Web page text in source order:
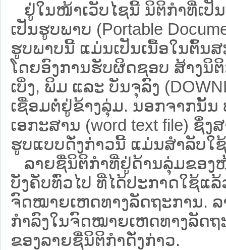
ຢູ່ໃນໜ້າ​ເວັບ​ໄຊ​ນີ້ ນິຕິກຳທີ່ເປັ
ເປັນຮູບພາບ (Portable
ຮູບພາບນີ້ ແມ່ນເປັນເນື້ອໃນຕົ້ນ
ໂດຍອົງການຮັບຜິດຊອບ ສ້າງນິ
ເບິ່ງ, ພິມ ແລະ ບັນຈຸລົງ
ເຊື່ອມຕໍ່ຢູ່ຂ້າງລຸ່ມ. ນອກຈາກນັ້ນ
ເອກະສານ (word text file) ຊຶ່
ຮູບແບບດັ່ງກ່າວນີ້ ແມ່ນສຳລັບໃ
ລາຍຊື່ນິຕິກຳທີ່ຢູ່ດ້ານລຸ່ມຂອງ
ບັງຄັບທົ່ວໄປ ທີ່ໄດ້ປະກາດໃຊ້ແ
ຈົດໝາຍເຫດທາງລັດຖະການ.
ກຳລົງໃນຈົດໝາຍເຫດທາງລັດ
ຂອງລາຍຊື່ນິຕິກໍາດັ່ງກ່າວ.